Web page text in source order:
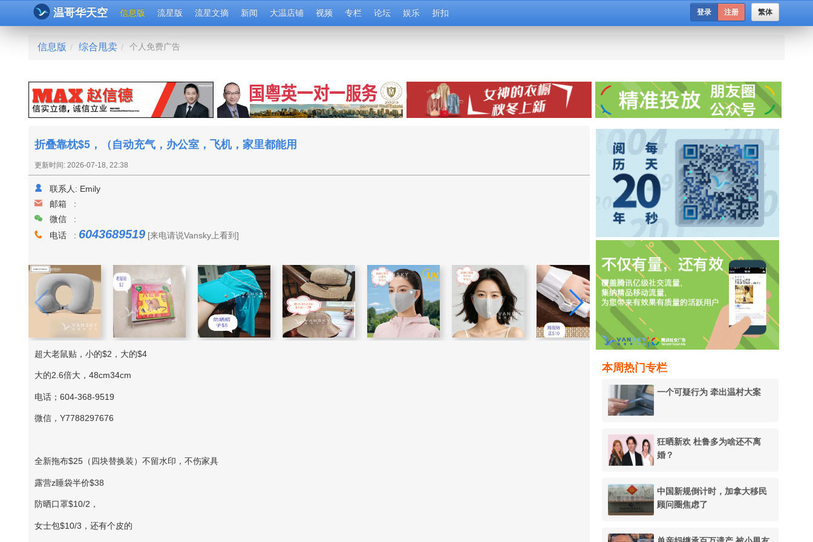
温哥华天空 信息版 流星版 流星文摘 新闻 大温店铺 视频 专栏 论坛 娱乐 折扣 繁体
登录 注册
信息版 / 综合甩卖 / 个人免费广告
本周热门专栏
一个可疑行为 牵出温村大案
狂晒新欢 杜鲁多为啥还不离
婚？
中国新规倒计时，加拿大移民
顾问圈焦虑了
折叠靠枕$5，（自动充气，办公室，飞机，家里都能用
更新时间: 2026-07-18, 22:38
联系人: Emily
邮箱 :
微信 :
电话 : 6043689519 [来电请说Vansky上看到]
超大老鼠贴，小的$2，大的$4
大的2.6倍大，48cm34cm
电话；604-368-9519
微信，Y7788297676
全新拖布$25（四块替换装）不留水印，不伤家具
露营z睡袋半价$38
防晒口罩$10/2，
女士包$10/3，还有个皮的